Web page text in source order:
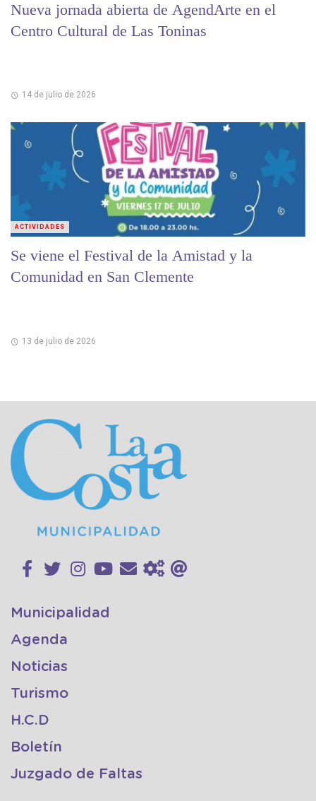
Nueva jornada abierta de AgendArte en el
Centro Cultural de Las Toninas
14 de julio de 2026
Se viene el Festival de la Amistad y la
Comunidad en San Clemente
13 de julio de 2026
ACTIVIDADES
Municipalidad
Agenda
Noticias
Turismo
H.C.D
Boletín
Juzgado de Faltas